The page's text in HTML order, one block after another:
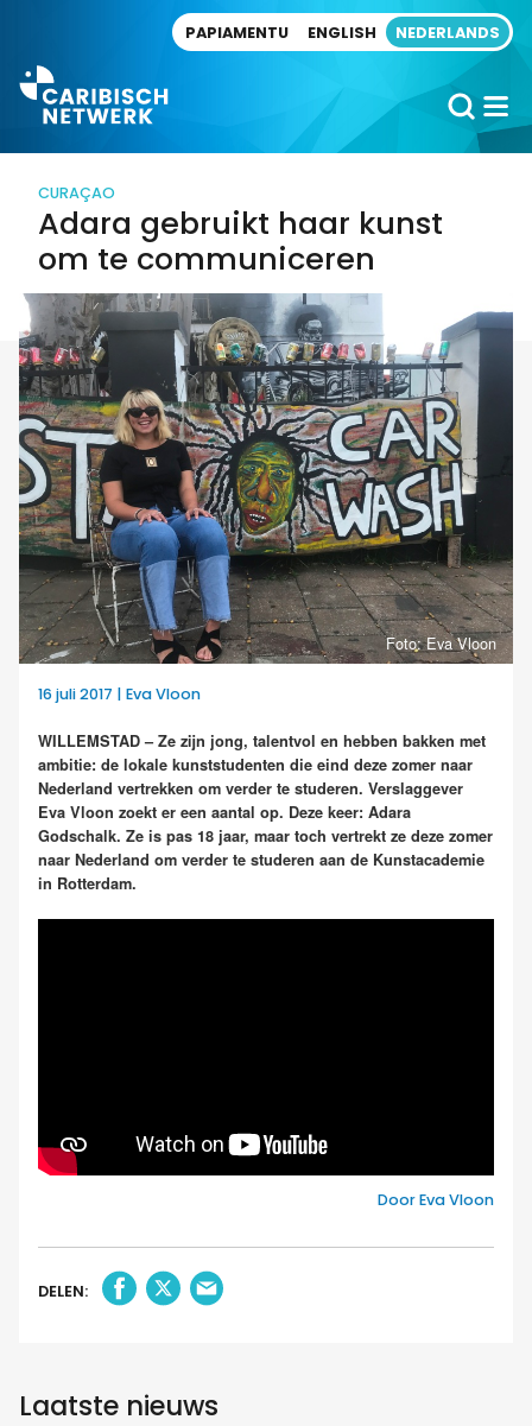
PAPIAMENTU ENGLISH NEDERLANDS
CURAÇAO
Adara gebruikt haar kunst
om te communiceren
Foto: Eva Vloon
16 juli 2017 | Eva Vloon
WILLEMSTAD – Ze zijn jong, talentvol en hebben bakken met
ambitie: de lokale kunststudenten die eind deze zomer naar
Nederland vertrekken om verder te studeren. Verslaggever
Eva Vloon zoekt er een aantal op. Deze keer: Adara
Godschalk. Ze is pas 18 jaar, maar toch vertrekt ze deze zomer
naar Nederland om verder te studeren aan de Kunstacademie
in Rotterdam.
Door Eva Vloon
DELEN:
Laatste nieuws